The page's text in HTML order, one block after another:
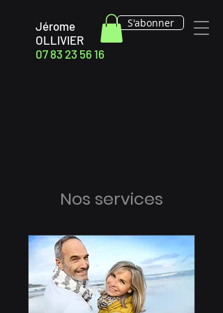
Jérome
OLLIVIER
07 83 23 56 16
S'abonner
Nos services